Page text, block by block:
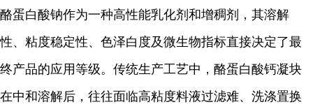
酪蛋白酸钠作为一种高性能乳化剂和增稠剂，其溶解
性、粘度稳定性、色泽白度及微生物指标直接决定了最
终产品的应用等级。传统生产工艺中，酪蛋白酸钙凝块
在中和溶解后，往往面临高粘度料液过滤难、洗涤置换